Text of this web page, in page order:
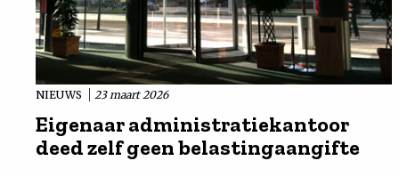
NIEUWS 23 maart 2026
Eigenaar administratiekantoor
deed zelf geen belastingaangifte